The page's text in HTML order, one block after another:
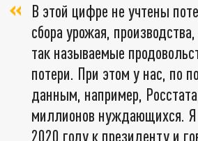
В этой цифре не учтены
сбора урожая,
так называемые
потери. При этом у нас, по
данным, например,
миллионов нуждающихся. Я
2020 году к президенту и